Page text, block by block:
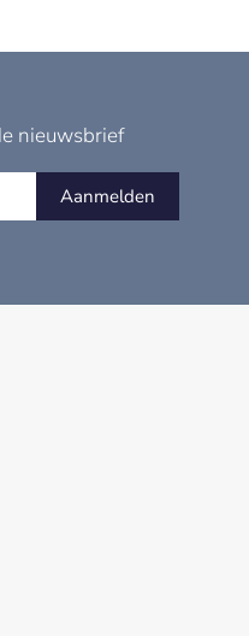
nieuwsbrief
Aanmelden